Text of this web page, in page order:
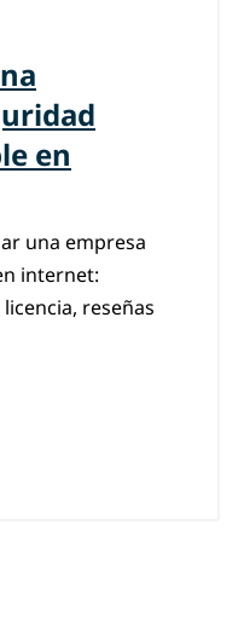
en
una empresa
internet:
reseñas